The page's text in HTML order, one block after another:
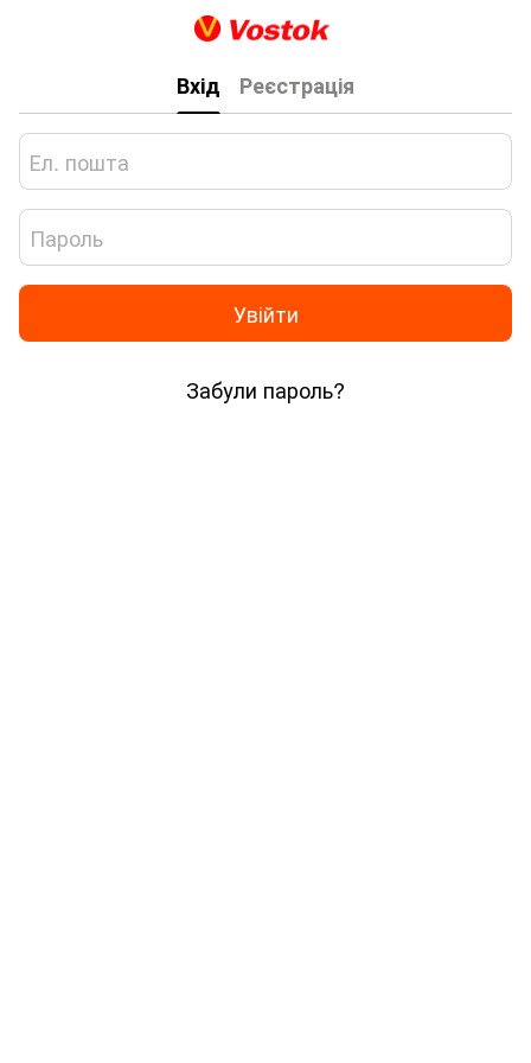
Вхід Реєстрація
Увійти
Забули пароль?